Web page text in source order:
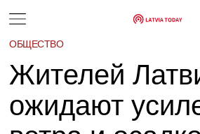
ОБЩЕСТВО
Жителей
ожидают